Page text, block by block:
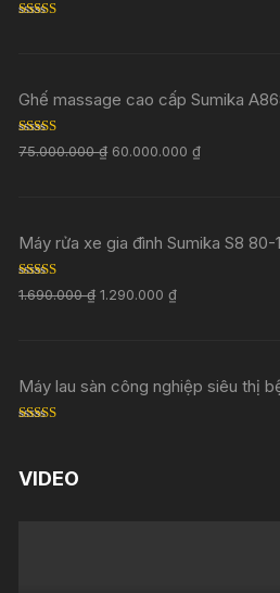
Ghế massage cao cấp Sumika
Rated5.00
out of 5
75.000.000₫ 60.000.000₫
Máy rửa xe gia đình Sumika S8
Rated 5.00
out of 5
1.690.000₫ 1.290.000₫
Máy lau sàn công nghiệp siêu thị
VIDEO